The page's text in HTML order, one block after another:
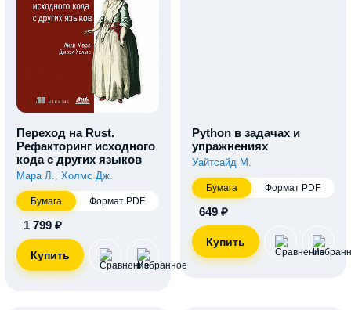
Переход на Rust.
Рефакторинг исходного
кода с других языков
Мара Л., Холмс Дж.
Бумага Формат PDF
1 799 ₽
Python в задачах и
упражнениях
Уайтсайд М.
Бумага Формат PDF
649 ₽